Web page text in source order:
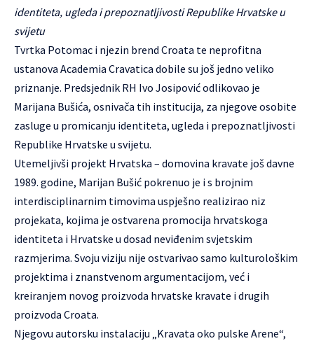
identiteta, ugleda i prepoznatljivosti Republike Hrvatske u
svijetu
Tvrtka Potomac i njezin brend Croata te neprofitna
ustanova Academia Cravatica dobile su još jedno veliko
priznanje. Predsjednik RH Ivo Josipović odlikovao je
Marijana Bušića, osnivača tih institucija, za njegove osobite
zasluge u promicanju identiteta, ugleda i prepoznatljivosti
Republike Hrvatske u svijetu.
Utemeljivši projekt Hrvatska – domovina kravate još davne
1989. godine, Marijan Bušić pokrenuo je i s brojnim
interdisciplinarnim timovima uspješno realizirao niz
projekata, kojima je ostvarena promocija hrvatskoga
identiteta i Hrvatske u dosad neviđenim svjetskim
razmjerima. Svoju viziju nije ostvarivao samo kulturološkim
projektima i znanstvenom argumentacijom, već i
kreiranjem novog proizvoda hrvatske kravate i drugih
proizvoda Croata.
Njegovu autorsku instalaciju „Kravata oko pulske Arene“,